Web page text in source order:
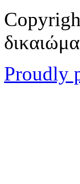
Proudly